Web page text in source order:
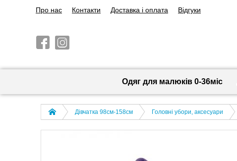
Про нас Контакти Доставка і оплата Відгуки
Одяг для малюків 0-36міс
Дівчатка 98cм-158см Головні убори, аксесуари